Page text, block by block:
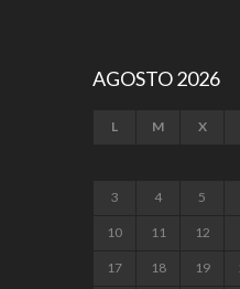
AGOSTO 2026
L M X
3 4 5
10 11 12
17 18 19